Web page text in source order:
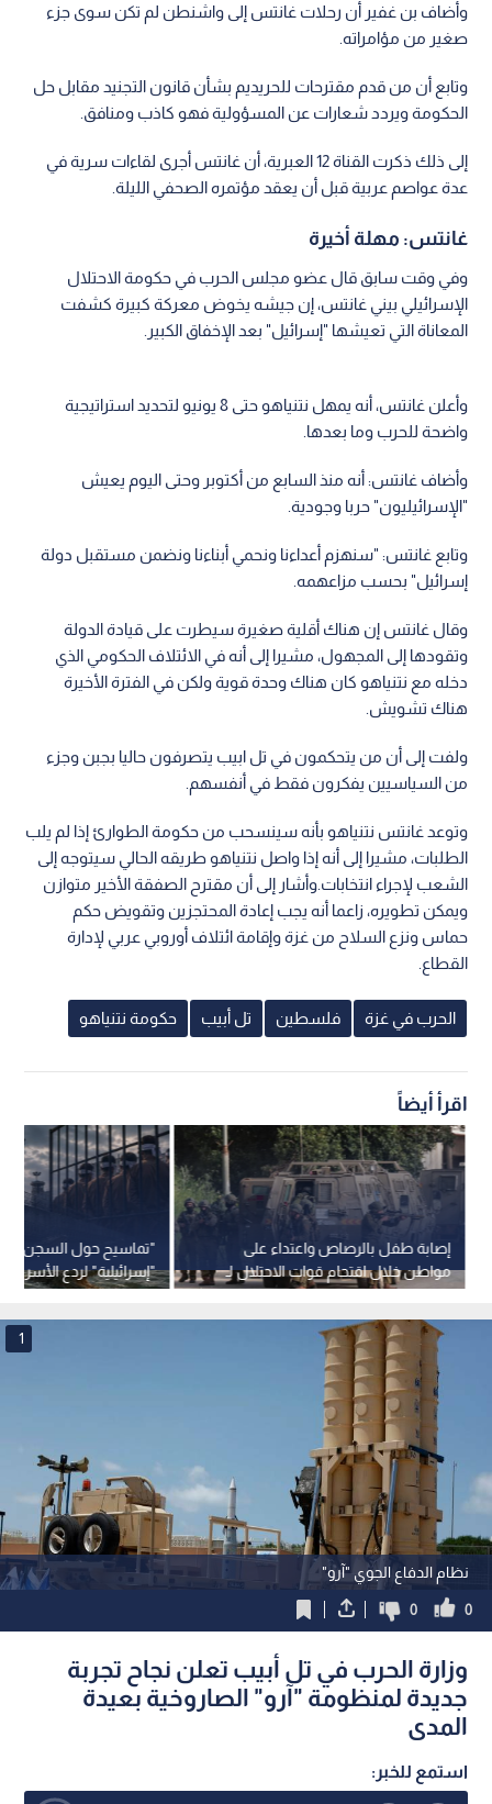
وأضاف بن غفير أن رحلات غانتس إلى واشنطن لم تكن سوى جزء
صغير من مؤامراته.
وتابع أن من قدم مقترحات للحريديم بشأن قانون التجنيد مقابل حل
الحكومة ويردد شعارات عن المسؤولية فهو كاذب ومنافق.
إلى ذلك ذكرت القناة 12 العبرية، أن غانتس أجرى لقاءات سرية في
عدة عواصم عربية قبل أن يعقد مؤتمره الصحفي الليلة.
غانتس: مهلة أخيرة
وفي وقت سابق قال عضو مجلس الحرب في حكومة الاحتلال
الإسرائيلي بيني غانتس، إن جيشه يخوض معركة كبيرة كشفت
المعاناة التي تعيشها "إسرائيل" بعد الإخفاق الكبير.
وأعلن غانتس، أنه يمهل نتنياهو حتى 8 يونيو لتحديد استراتيجية
واضحة للحرب وما بعدها.
وأضاف غانتس: أنه منذ السابع من أكتوبر وحتى اليوم يعيش
"الإسرائيليون" حربا وجودية.
وتابع غانتس: "سنهزم أعداءنا ونحمي أبناءنا ونضمن مستقبل دولة
إسرائيل" بحسب مزاعهمه.
وقال غانتس إن هناك أقلية صغيرة سيطرت على قيادة الدولة
وتقودها إلى المجهول، مشيرا إلى أنه في الائتلاف الحكومي الذي
دخله مع نتنياهو كان هناك وحدة قوية ولكن في الفترة الأخيرة
هناك تشويش.
ولفت إلى أن من يتحكمون في تل ابيب يتصرفون حاليا بجبن وجزء
من السياسيين يفكرون فقط في أنفسهم.
وتوعد غانتس نتنياهو بأنه سينسحب من حكومة الطوارئ إذا لم يلب
الطلبات، مشيرا إلى أنه إذا واصل نتنياهو طريقه الحالي سيتوجه إلى
الشعب لإجراء انتخابات.وأشار إلى أن مقترح الصفقة الأخير متوازن
ويمكن تطويره، زاعما أنه يجب إعادة المحتجزين وتقويض حكم
حماس ونزع السلاح من غزة وإقامة ائتلاف أوروبي عربي لإدارة
القطاع.
الحرب في غزة فلسطين تل أبيب حكومة نتنياهو
اقرأ أيضاً
"تماسيح حول السجن"..
"إسرائيلية" لردع الأسرى
وتدخلا قضائيا
إصابة طفل بالرصاص واعتداء على
مواطن خلال اقتحام قوات الاحتلال لـ
جنين
نظام الدفاع الجوي "آرو"
1
0
0
وزارة الحرب في تل أبيب تعلن نجاح تجربة
جديدة لمنظومة "آرو" الصاروخية بعيدة
المدى
استمع للخبر: